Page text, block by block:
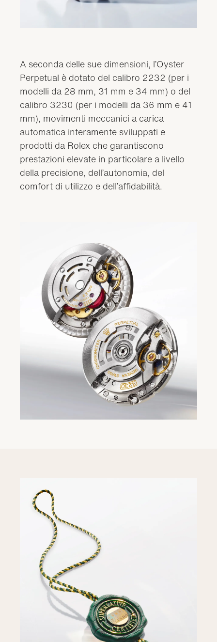
A seconda delle sue dimensioni, l’Oyster
Perpetual è dotato del calibro 2232 (per i
modelli da 28 mm, 31 mm e 34 mm) o del
calibro 3230 (per i modelli da 36 mm e 41
mm), movimenti meccanici a carica
automatica interamente sviluppati e
prodotti da Rolex che garantiscono
prestazioni elevate in particolare a livello
della precisione, dell’autonomia, del
comfort di utilizzo e dell’affidabilità.